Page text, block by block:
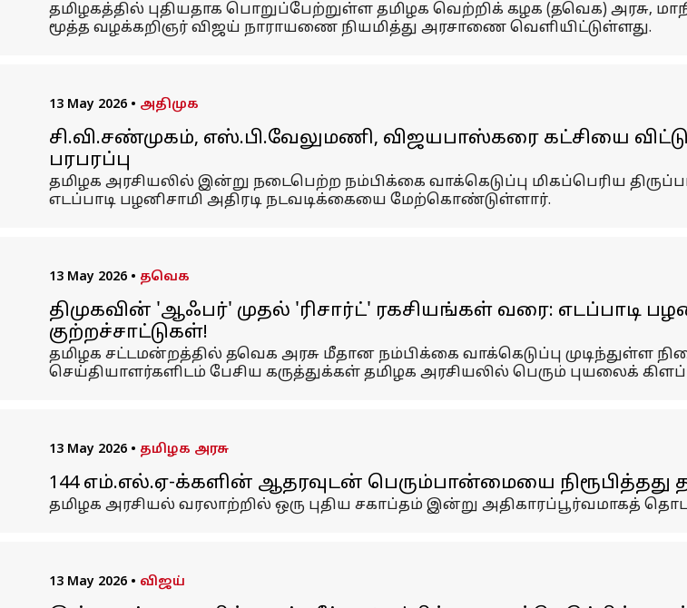
தமிழகத்தில் புதியதாக பொறுப்பேற்றுள்ள தமிழக வெற்றிக் கழக (தவெக) அரசு,
மூத்த வழக்கறிஞர் விஜய் நாராயணை நியமித்து அரசாணை வெளியிட்டுள்ளது.
13 May 2026 • அதிமுக
சி.வி.சண்முகம், எஸ்.பி.வேலுமணி, விஜயபாஸ்கரை கட்சியை
பரபரப்பு
தமிழக அரசியலில் இன்று நடைபெற்ற நம்பிக்கை வாக்கெடுப்பு மிகப்பெரிய
எடப்பாடி பழனிசாமி அதிரடி நடவடிக்கையை மேற்கொண்டுள்ளார்.
13 May 2026 • தவெக
திமுகவின் 'ஆஃபர்' முதல் 'ரிசார்ட்' ரகசியங்கள் வரை: எடப்பாடி
குற்றச்சாட்டுகள்!
தமிழக சட்டமன்றத்தில் தவெக அரசு மீதான நம்பிக்கை வாக்கெடுப்பு முடிந்துள்ள
செய்தியாளர்களிடம் பேசிய கருத்துக்கள் தமிழக அரசியலில் பெரும் புயலைக்
13 May 2026 • தமிழக அரசு
144 எம்.எல்.ஏ-க்களின் ஆதரவுடன் பெரும்பான்மையை நிரூபித்தது
தமிழக அரசியல் வரலாற்றில் ஒரு புதிய சகாப்தம் இன்று அதிகாரப்பூர்வமாகத்
13 May 2026 • விஜய்